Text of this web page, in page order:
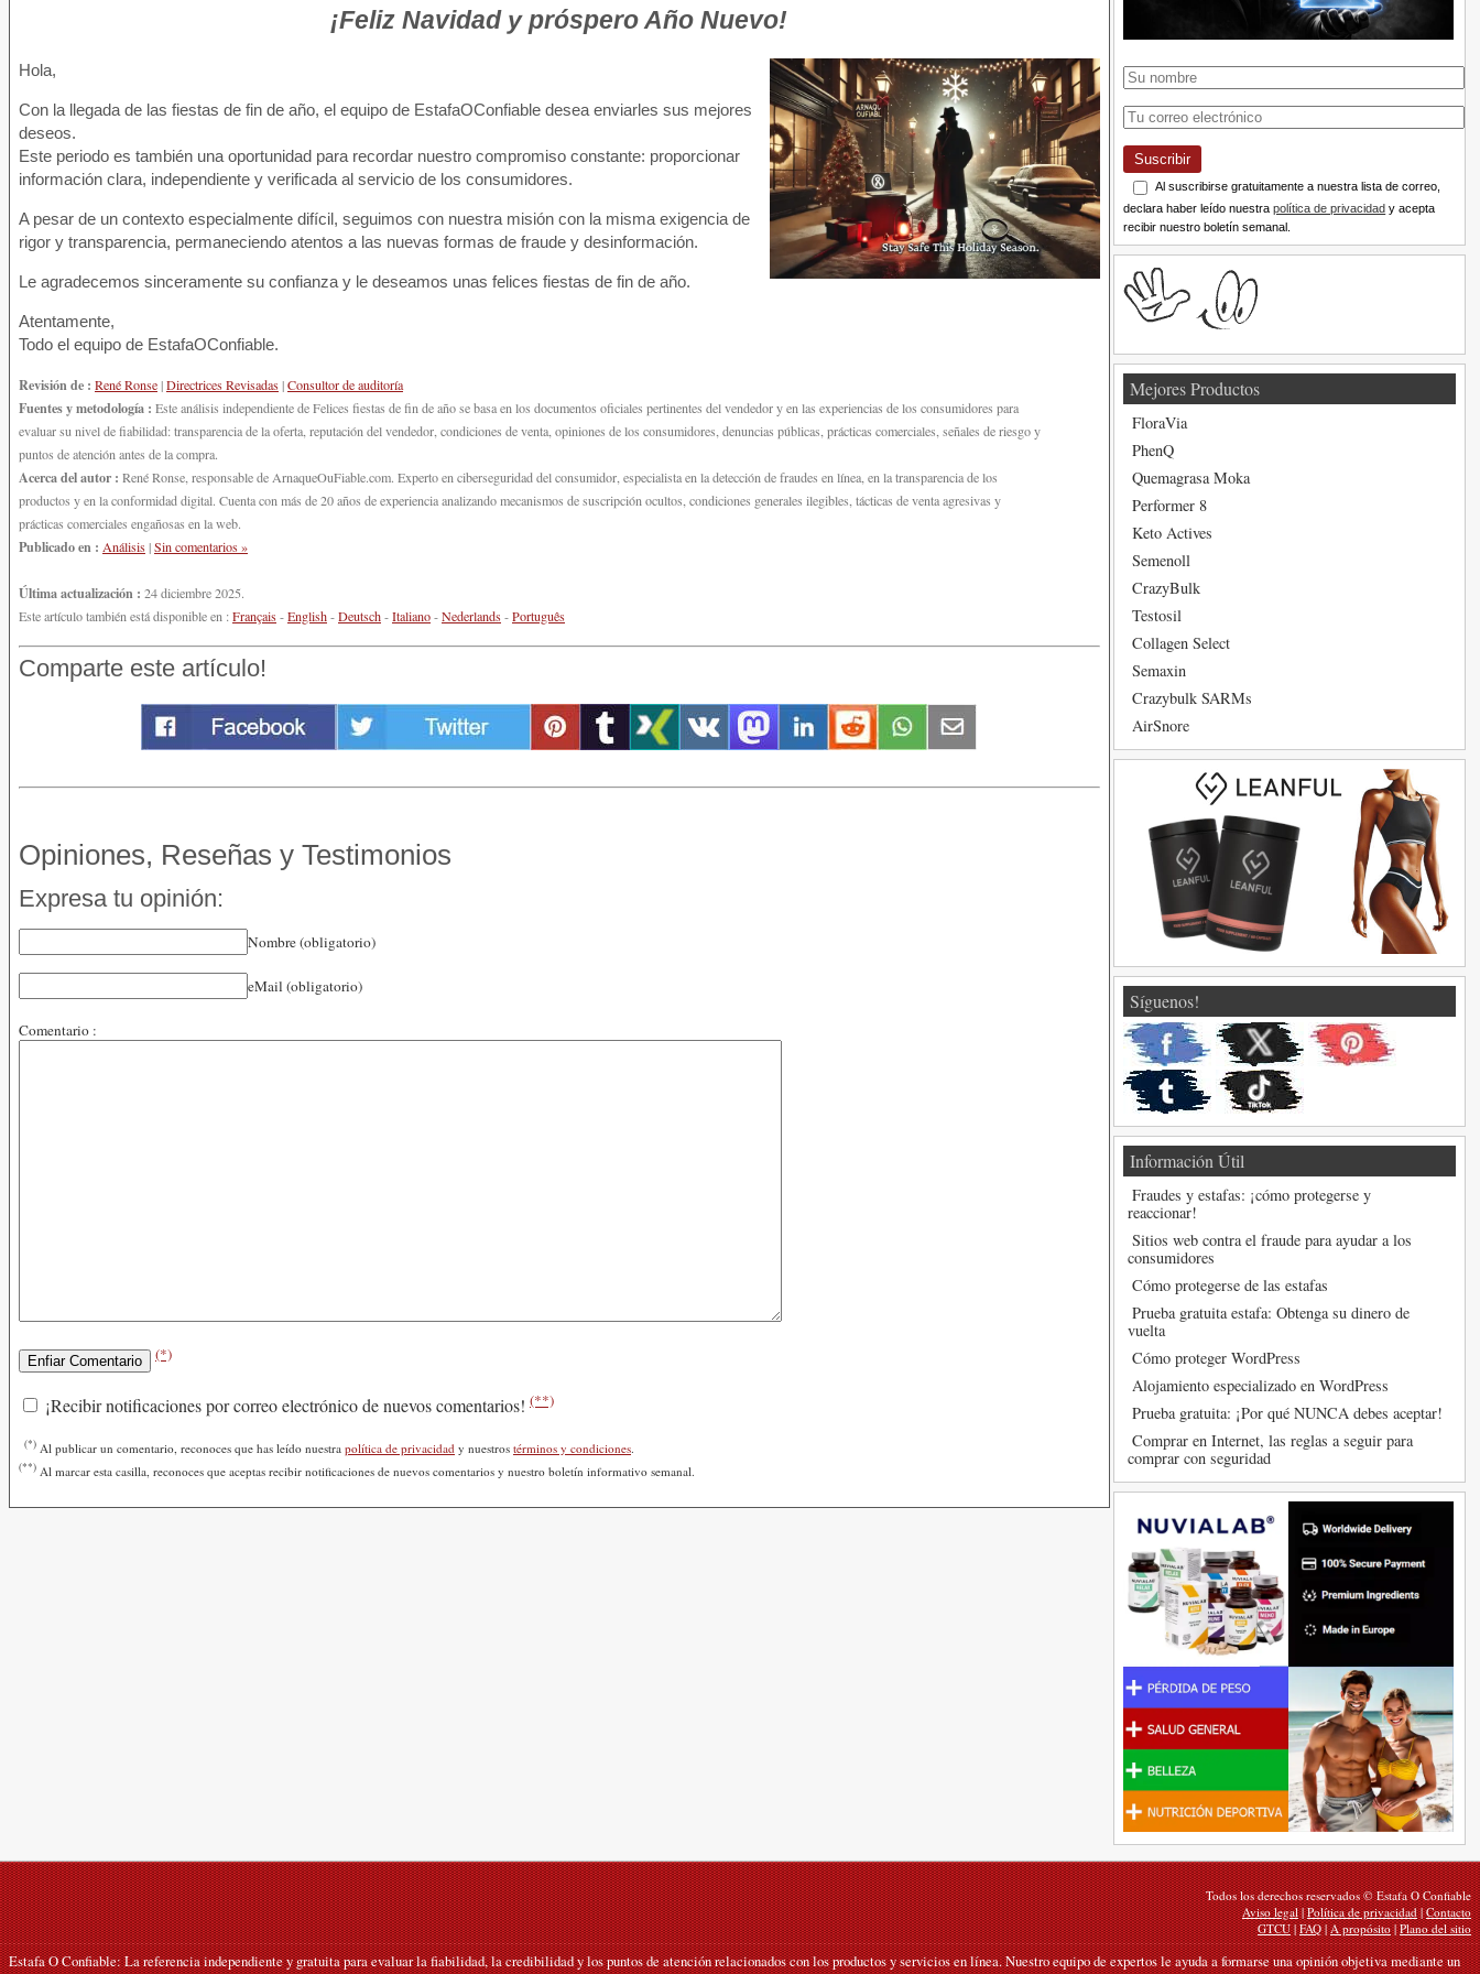
¡Feliz Navidad y próspero Año Nuevo!
Hola,
Con la llegada de las fiestas de fin de año, el equipo de EstafaOConfiable desea enviarles sus mejores
deseos.
Este periodo es también una oportunidad para recordar nuestro compromiso constante: proporcionar
información clara, independiente y verificada al servicio de los consumidores.
A pesar de un contexto especialmente difícil, seguimos con nuestra misión con la misma exigencia de
rigor y transparencia, permaneciendo atentos a las nuevas formas de fraude y desinformación.
Le agradecemos sinceramente su confianza y le deseamos unas felices fiestas de fin de año.
Atentamente,
Todo el equipo de EstafaOConfiable.
Revisión de : René Ronse|Directrices Revisadas|Consultor de auditoría
Fuentes y metodología : Este análisis independiente de Felices fiestas de fin de año se basa en los documentos oficiales pertinentes del vendedor y en las experiencias de los consumidores para
evaluar su nivel de fiabilidad: transparencia de la oferta, reputación del vendedor, condiciones de venta, opiniones de los consumidores, denuncias públicas, prácticas comerciales, señales de riesgo y
puntos de atención antes de la compra.
Acerca del autor : René Ronse, responsable de ArnaqueOuFiable.com. Experto en ciberseguridad del consumidor, especialista en la detección de fraudes en línea, en la transparencia de los
productos y en la conformidad digital. Cuenta con más de 20 años de experiencia analizando mecanismos de suscripción ocultos, condiciones generales ilegibles, tácticas de venta agresivas y
prácticas comerciales engañosas en la web.
Publicado en : Análisis|Sin comentarios »
Última actualización : 24 diciembre 2025.
Este artículo también está disponible en :Français-English-Deutsch-Italiano-Nederlands-Português
Comparte este artículo!
Opiniones, Reseñas y Testimonios
Expresa tu opinión:
Nombre (obligatorio)
eMail (obligatorio)
Comentario :
(*)
¡Recibir notificaciones por correo electrónico de nuevos comentarios! (**)
(*) Al publicar un comentario, reconoces que has leído nuestra política de privacidad y nuestros términos y condiciones.
(**) Al marcar esta casilla, reconoces que aceptas recibir notificaciones de nuevos comentarios y nuestro boletín informativo semanal.
Suscribir
Al suscribirse gratuitamente a nuestra lista de correo,
declara haber leído nuestrapolítica de privacidad y acepta
recibir nuestro boletín semanal.
Mejores Productos
FloraVia
PhenQ
Quemagrasa Moka
Performer 8
Keto Actives
Semenoll
CrazyBulk
Testosil
Collagen Select
Semaxin
Crazybulk SARMs
AirSnore
Síguenos!
Información Útil
Fraudes y estafas: ¡cómo protegerse y
reaccionar!
Sitios web contra el fraude para ayudar a los
consumidores
Cómo protegerse de las estafas
Prueba gratuita estafa: Obtenga su dinero de
vuelta
Cómo proteger WordPress
Alojamiento especializado en WordPress
Prueba gratuita: ¡Por qué NUNCA debes aceptar!
Comprar en Internet, las reglas a seguir para
comprar con seguridad
Todos los derechos reservados © Estafa O Confiable
Aviso legal|Política de privacidad|Contacto
GTCU|FAQ|A propósito|Plano del sitio
Estafa O Confiable: La referencia independiente y gratuita para evaluar la fiabilidad, la credibilidad y los puntos de atención relacionados con los productos y servicios en línea. Nuestro equipo de expertos le ayuda a formarse una opinión objetiva mediante un